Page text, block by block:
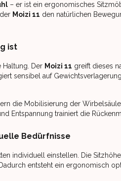
– er ist ein ergonomisches
Moizi 11 den natürlichen
ist
Haltung. Der Moizi 11 greift dieses
sensibel auf
die Mobilisierung der
Entspannung trainiert die
Bedürfnisse
individuell einstellen. Die
entsteht ein ergonomisch